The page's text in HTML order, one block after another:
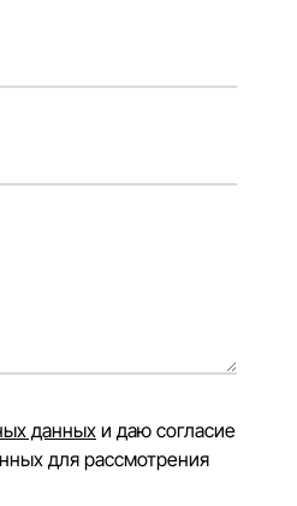
данных и даю согласие
для рассмотрения